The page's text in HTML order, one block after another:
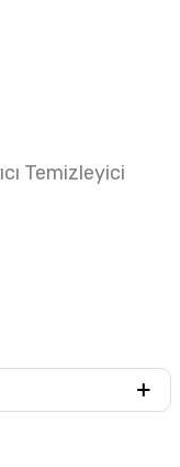
Temizleyici